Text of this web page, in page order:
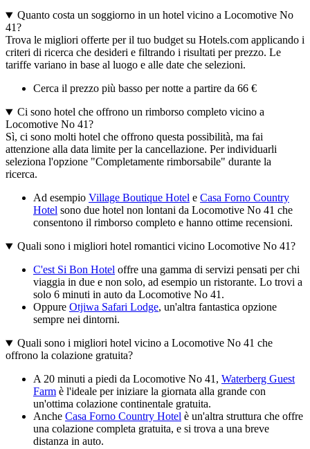
Quanto costa un soggiorno in un hotel vicino a Locomotive No
41?
Trova le migliori offerte per il tuo budget su Hotels.com applicando i
criteri di ricerca che desideri e filtrando i risultati per prezzo. Le
tariffe variano in base al luogo e alle date che selezioni.
Cerca il prezzo più basso per notte a partire da 66 €
Ci sono hotel che offrono un rimborso completo vicino a
Locomotive No 41?
Sì, ci sono molti hotel che offrono questa possibilità, ma fai
attenzione alla data limite per la cancellazione. Per individuarli
seleziona l'opzione "Completamente rimborsabile" durante la
ricerca.
Ad esempio Village Boutique Hotel e Casa Forno Country
Hotel sono due hotel non lontani da Locomotive No 41 che
consentono il rimborso completo e hanno ottime recensioni.
Quali sono i migliori hotel romantici vicino Locomotive No 41?
C'est Si Bon Hotel offre una gamma di servizi pensati per chi
viaggia in due e non solo, ad esempio un ristorante. Lo trovi a
solo 6 minuti in auto da Locomotive No 41.
Oppure Otjiwa Safari Lodge, un'altra fantastica opzione
sempre nei dintorni.
Quali sono i migliori hotel vicino a Locomotive No 41 che
offrono la colazione gratuita?
A 20 minuti a piedi da Locomotive No 41, Waterberg Guest
Farm è l'ideale per iniziare la giornata alla grande con
un'ottima colazione continentale gratuita.
Anche Casa Forno Country Hotel è un'altra struttura che offre
una colazione completa gratuita, e si trova a una breve
distanza in auto.